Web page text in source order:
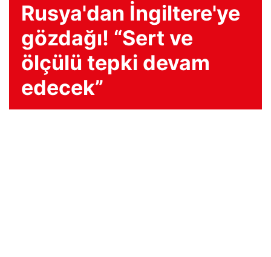
Rusya'dan İngiltere'ye
gözdağı! “Sert ve
ölçülü tepki devam
edecek”